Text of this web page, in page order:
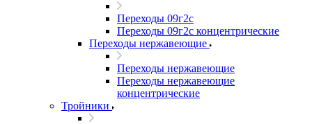
Переходы 09г2с
Переходы 09г2с концентрические
Переходы нержавеющие
Переходы нержавеющие
Переходы нержавеющие
концентрические
Тройники